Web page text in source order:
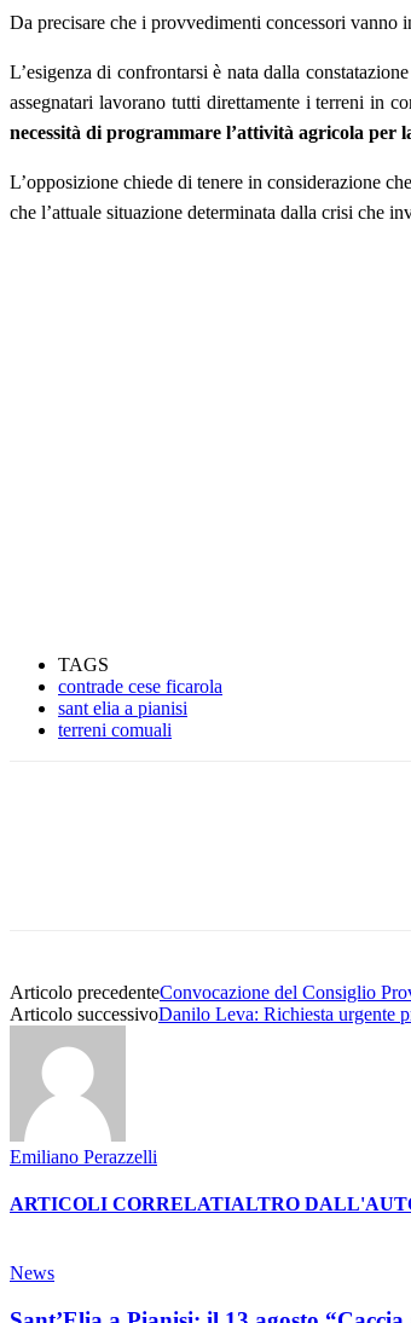
Da precisare che i provvedimenti concessori vanno
L’esigenza di confrontarsi è nata dalla
assegnatari lavorano tutti direttamente i terreni in
necessità di programmare l’attività agricola per
L’opposizione chiede di tenere in considerazione
che l’attuale situazione determinata dalla crisi che
TAGS
contrade cese ficarola
sant elia a pianisi
terreni comuali
Articolo precedenteConvocazione del Consiglio
Articolo successivoDanilo Leva: Richiesta urgente
Emiliano Perazzelli
ARTICOLI CORRELATIALTRO
News